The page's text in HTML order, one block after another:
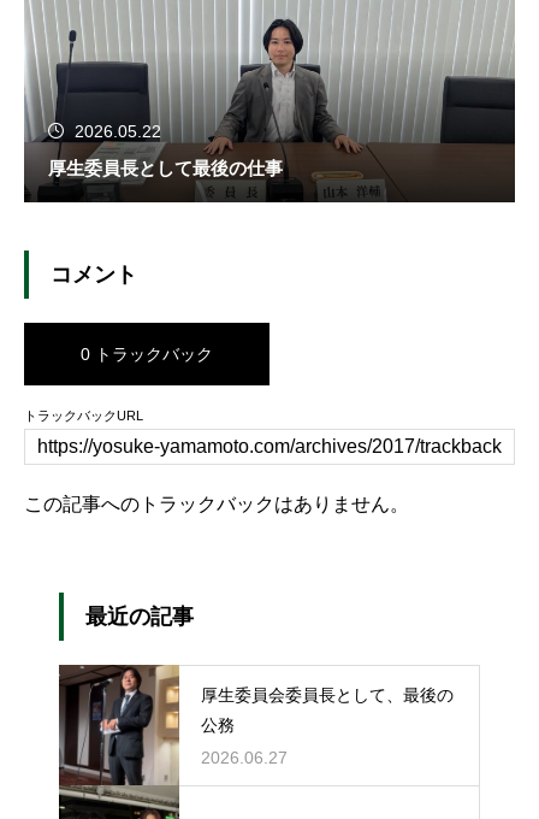
2026.05.22
厚生委員長として最後の仕事
コメント
0 トラックバック
トラックバックURL
この記事へのトラックバックはありません。
最近の記事
厚生委員会委員長として、最後の
公務
2026.06.27